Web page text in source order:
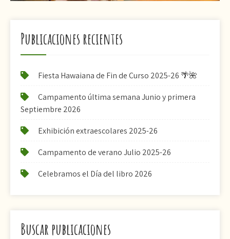
Publicaciones recientes
Fiesta Hawaiana de Fin de Curso 2025-26 🌴🌺
Campamento última semana Junio y primera
Septiembre 2026
Exhibición extraescolares 2025-26
Campamento de verano Julio 2025-26
Celebramos el Día del libro 2026
Buscar publicaciones